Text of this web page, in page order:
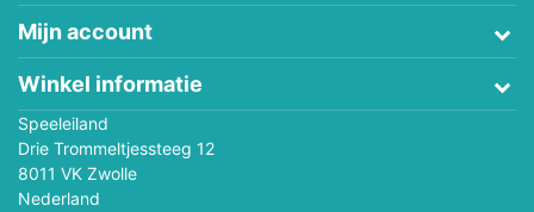
Mijn account
Winkel informatie
Speeleiland
Drie Trommeltjessteeg 12
8011 VK Zwolle
Nederland